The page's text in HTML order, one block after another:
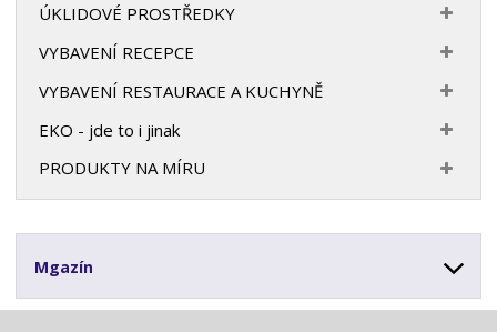
ÚKLIDOVÉ PROSTŘEDKY
VYBAVENÍ RECEPCE
VYBAVENÍ RESTAURACE A KUCHYNĚ
EKO - jde to i jinak
PRODUKTY NA MÍRU
Mgazín